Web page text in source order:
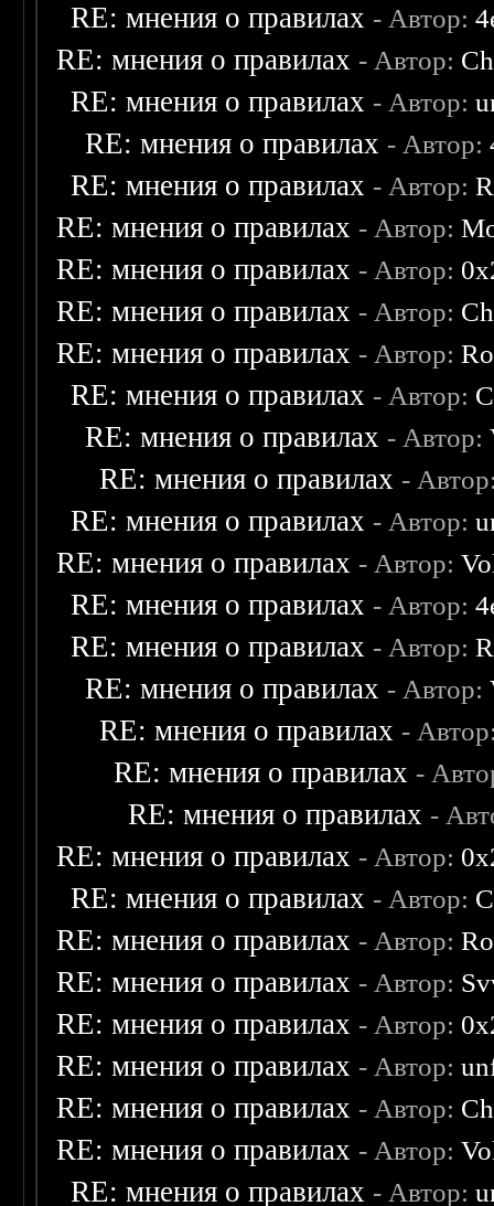
RE: мнения о правилах - Автор:
RE: мнения о правилах - Автор:
RE: мнения о правилах - Автор:
RE: мнения о правилах - Автор:
RE: мнения о правилах - Автор:
RE: мнения о правилах - Автор:
RE: мнения о правилах - Автор:
RE: мнения о правилах - Автор:
RE: мнения о правилах - Автор:
RE: мнения о правилах - Автор:
RE: мнения о правилах - Автор:
RE: мнения о правилах -
RE: мнения о правилах - Автор:
RE: мнения о правилах - Автор:
RE: мнения о правилах - Автор:
RE: мнения о правилах - Автор:
RE: мнения о правилах - Автор:
RE: мнения о правилах -
RE: мнения о правилах -
RE: мнения о правилах -
RE: мнения о правилах - Автор:
RE: мнения о правилах - Автор:
RE: мнения о правилах - Автор:
RE: мнения о правилах - Автор:
RE: мнения о правилах - Автор:
RE: мнения о правилах - Автор:
RE: мнения о правилах - Автор:
RE: мнения о правилах - Автор:
RE: мнения о правилах - Автор: